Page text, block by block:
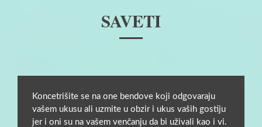
SAVETI
Koncetrišite se na one bendove koji odgovaraju
vašem ukusu ali uzmite u obzir i ukus vaših gostiju
jer i oni su na vašem venčanju da bi uživali kao i vi.